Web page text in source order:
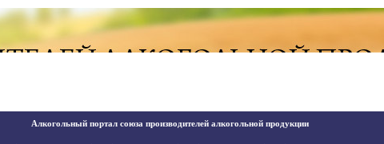
Алкогольный портал союза производителей алкогольной продукции